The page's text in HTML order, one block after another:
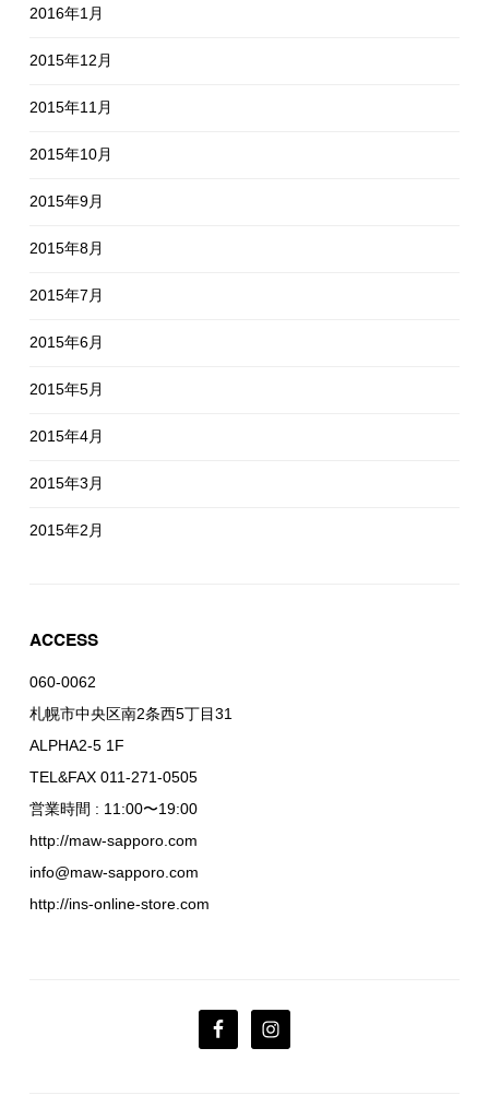
2016年1月
2015年12月
2015年11月
2015年10月
2015年9月
2015年8月
2015年7月
2015年6月
2015年5月
2015年4月
2015年3月
2015年2月
ACCESS
060-0062
札幌市中央区南2条西5丁目31
ALPHA2-5 1F
TEL&FAX 011-271-0505
営業時間 : 11:00〜19:00
http://maw-sapporo.com
info@maw-sapporo.com
http://ins-online-store.com